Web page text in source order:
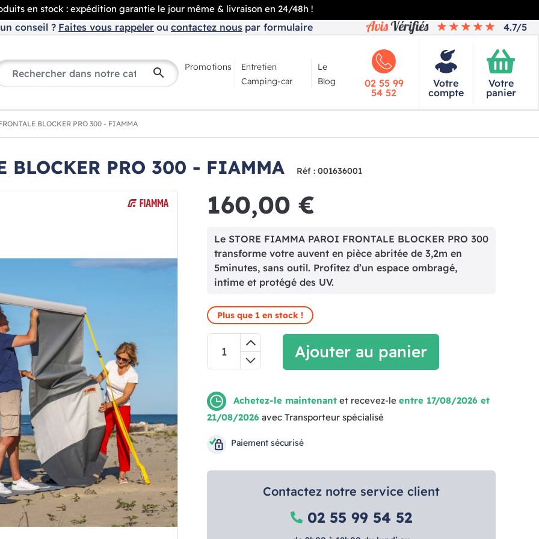
en stock : expédition garantie le jour même & livraison en 24/48h !
conseil ? Faites vous rappeler ou contactez nous par formulaire 4.7/5
search Promotions
Entretien
Camping-car
Le
Blog
02 55 99
54 52
Votre
compte
Votre
panier
BLOCKER PRO 300 - FIAMMA
BLOCKER PRO 300 - FIAMMA Réf : 001636001
160,00 €
Le STORE FIAMMA PAROI FRONTALE BLOCKER PRO 300
transforme votre auvent en pièce abritée de 3,2m en
5minutes, sans outil. Profitez d’un espace ombragé,
intime et protégé des UV.
Plus que 1 en stock !
Ajouter au panier
Achetez-le maintenant et recevez-le entre 17/08/2026 et
21/08/2026 avec Transporteur spécialisé
Paiement sécurisé
Contactez notre service client
02 55 99 54 52